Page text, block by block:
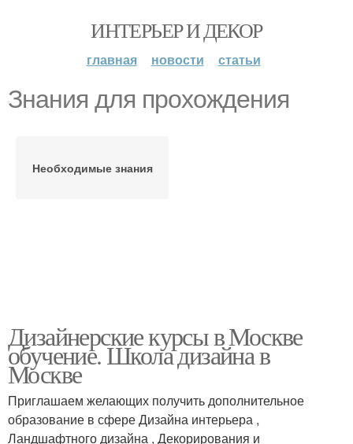
ИНТЕРЬЕР И ДЕКОР
главная новости статьи
Знания для прохождения
Необходимые знания
Дизайнерские курсы в Москве
обучение. Школа дизайна в
Москве
Приглашаем желающих получить дополнительное
образование в сфере Дизайна интерьера ,
Ландшафтного дизайна , Декорирования и